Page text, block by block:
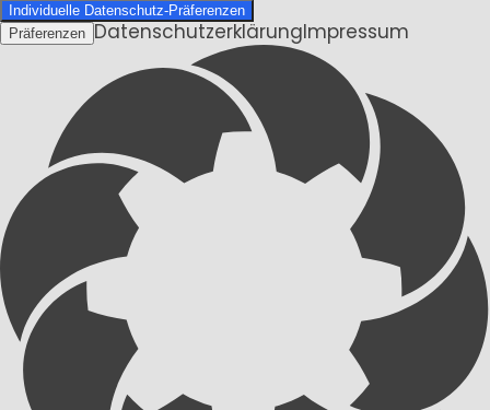
Individuelle Datenschutz-Präferenzen
Präferenzen DatenschutzerklärungImpressum